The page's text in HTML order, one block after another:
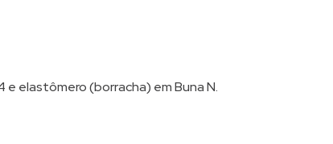
e elastômero (borracha) em Buna N.